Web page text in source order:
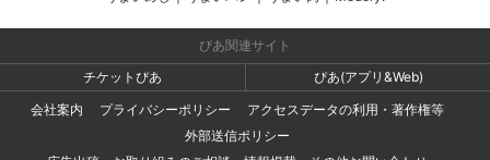
ぴあ関連サイト
チケットぴあ
ぴあ(アプリ&Web)
会社案内
プライバシーポリシー
アクセスデータの利用・著作権等
外部送信ポリシー